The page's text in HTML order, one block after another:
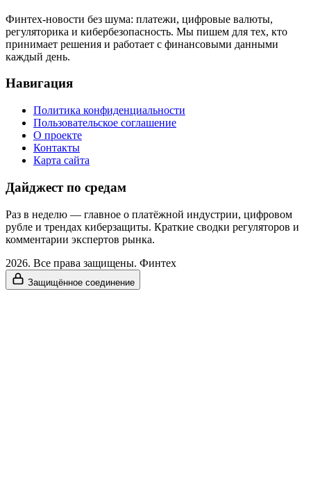
Финтех-новости без шума: платежи, цифровые валюты,
регуляторика и кибербезопасность. Мы пишем для тех, кто
принимает решения и работает с финансовыми данными
каждый день.
Навигация
Политика конфиденциальности
Пользовательское соглашение
О проекте
Контакты
Карта сайта
Дайджест по средам
Раз в неделю — главное о платёжной индустрии, цифровом
рубле и трендах киберзащиты. Краткие сводки регуляторов и
комментарии экспертов рынка.
2026. Все права защищены. Финтех
Защищённое соединение